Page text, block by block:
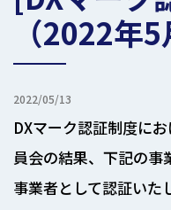
（2022年5
2022/05/13
DXマーク認証制度に
員会の結果、下記の事
事業者として認証いた